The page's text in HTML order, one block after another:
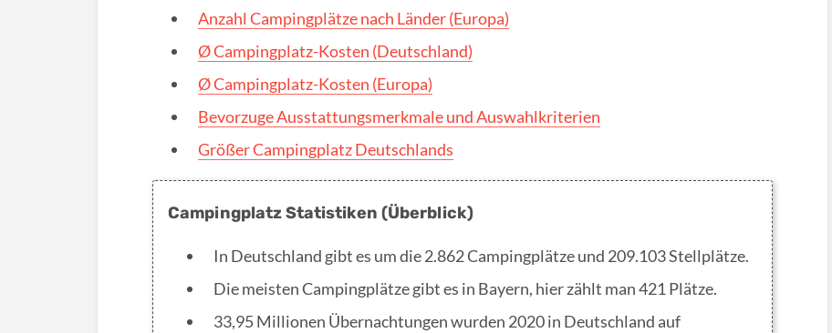
Anzahl Campingplätze nach Länder (Europa)
Ø Campingplatz-Kosten (Deutschland)
Ø Campingplatz-Kosten (Europa)
Bevorzuge Ausstattungsmerkmale und Auswahlkriterien
Größer Campingplatz Deutschlands
Campingplatz Statistiken (Überblick)
In Deutschland gibt es um die 2.862 Campingplätze und 209.103 Stellplätze.
Die meisten Campingplätze gibt es in Bayern, hier zählt man 421 Plätze.
33,95 Millionen Übernachtungen wurden 2020 in Deutschland auf